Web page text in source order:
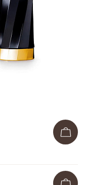
Viber
ВКонтакте
Одноклассники